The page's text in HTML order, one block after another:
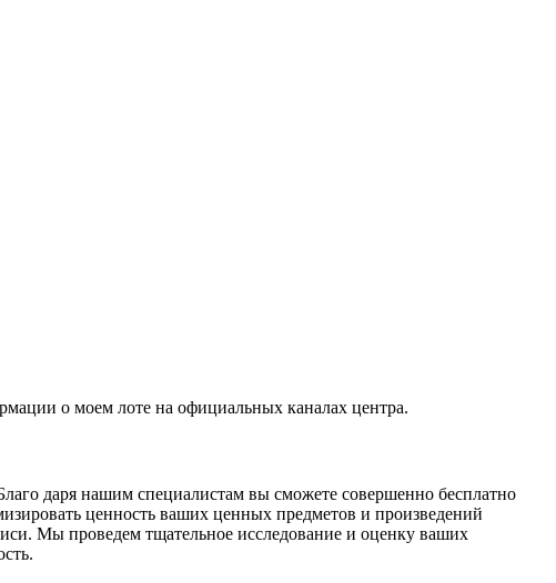
о моем лоте на официальных каналах центра.
даря нашим специалистам вы сможете совершенно бесплатно
ценность ваших ценных предметов и произведений
Мы проведем тщательное исследование и оценку ваших